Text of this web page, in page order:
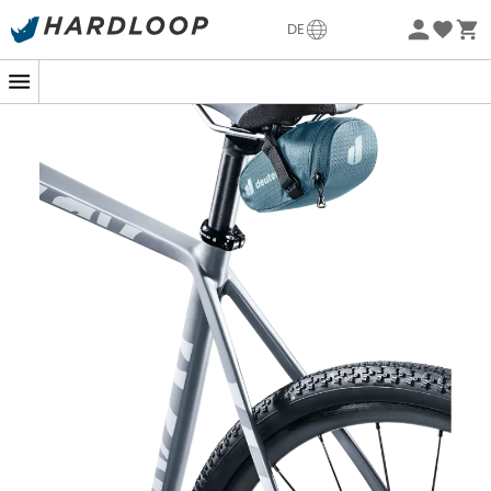
DE
Sommerangebote🔥 -5% EXTRA ab 2 Produkten* Code
vonDeuter ist ein unverzichtbares